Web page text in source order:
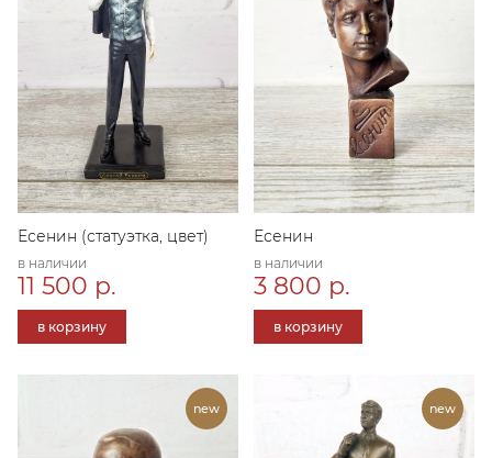
Есенин (статуэтка, цвет)
в наличии
11 500 р.
в корзину
Есенин
в наличии
3 800 р.
в корзину